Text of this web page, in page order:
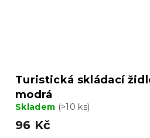
Turistická skládací
modrá
Skladem (>10 ks)
96 Kč